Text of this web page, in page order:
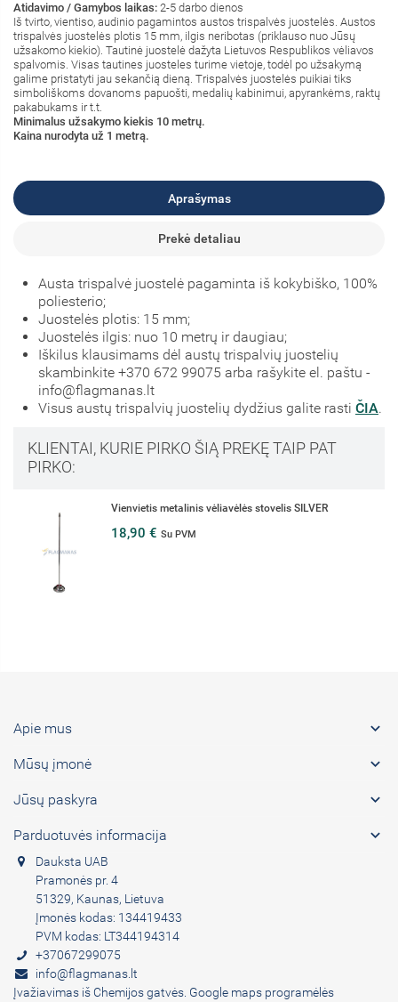
Atidavimo / Gamybos laikas: 2-5 darbo dienos
Iš tvirto, vientiso, audinio pagamintos austos trispalvės juostelės. Austos
trispalvės juostelės plotis 15 mm, ilgis neribotas (priklauso nuo Jūsų
užsakomo kiekio). Tautinė juostelė dažyta Lietuvos Respublikos vėliavos
spalvomis. Visas tautines juosteles turime vietoje, todėl po užsakymą
galime pristatyti jau sekančią dieną. Trispalvės juostelės puikiai tiks
simboliškoms dovanoms papuošti, medalių kabinimui, apyrankėms, raktų
pakabukams ir t.t.
Minimalus užsakymo kiekis 10 metrų.
Kaina nurodyta už 1 metrą.
Aprašymas
Prekė detaliau
Austa trispalvė juostelė pagaminta iš kokybiško, 100%
poliesterio;
Juostelės plotis: 15 mm;
Juostelės ilgis: nuo 10 metrų ir daugiau;
Iškilus klausimams dėl austų trispalvių juostelių
skambinkite +370 672 99075 arba rašykite el. paštu -
info@flagmanas.lt
Visus austų trispalvių juostelių dydžius galite rasti ČIA.
KLIENTAI, KURIE PIRKO ŠIĄ PREKĘ TAIP PAT
PIRKO:
Lietuvos stalinė vėliavėlė, 12 x 20 cm
3,50 €Su PVM
Apie mus 
Mūsų įmonė 
Jūsų paskyra 
Parduotuvės informacija 
Dauksta UAB
Pramonės pr. 4
51329, Kaunas, Lietuva
Įmonės kodas: 134419433
PVM kodas: LT344194314
+37067299075
info@flagmanas.lt
Įvažiavimas iš Chemijos gatvės. Google maps programėlės